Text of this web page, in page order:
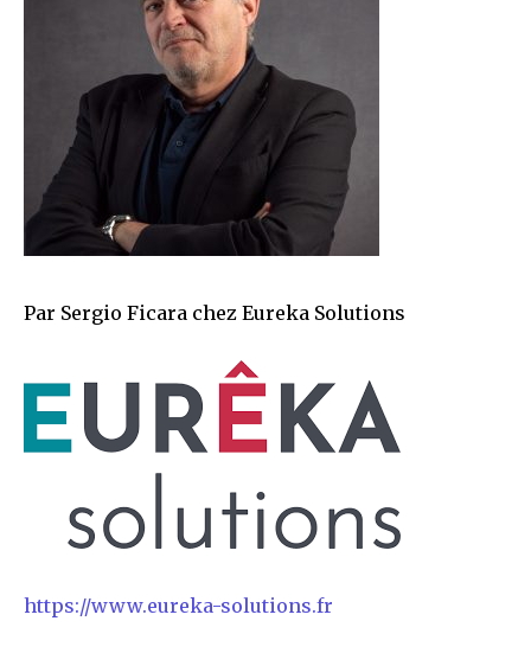
Par Sergio Ficara chez Eureka Solutions
https://www.eureka-solutions.fr